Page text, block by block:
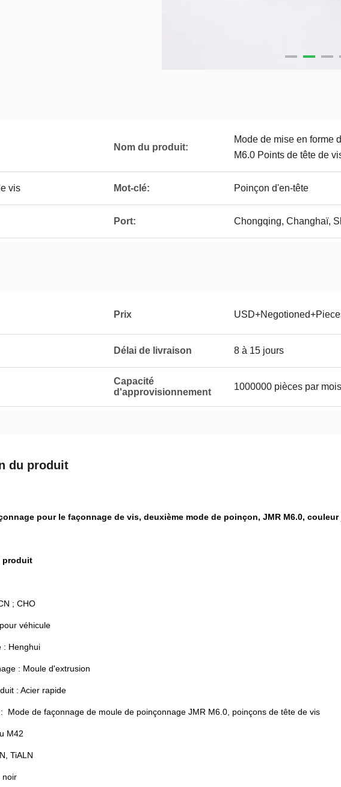
Nom du produit:
Mode de mise en forme
M6.0 Points de tête de
vis Mot-clé: Poinçon d'en-tête
Port: Chongqing, Changhaï,
Prix
Délai de livraison 8 à 15 jours
Capacité
d'approvisionnement
1000000 pièces par mois
du produit
pour le façonnage de vis, deuxième mode de poinçon, JMR M6.0,
produit
; CHO
véhicule
: Henghui
: Moule d'extrusion
: Acier rapide
Mode de façonnage de moule de poinçonnage JMR M6.0, poinçons de tête de vis
M42
TiALN
noir